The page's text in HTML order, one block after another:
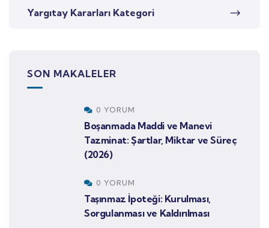
Yargıtay Kararları Kategori
SON MAKALELER
0 YORUM
Boşanmada Maddi ve Manevi
Tazminat: Şartlar, Miktar ve Süreç
(2026)
0 YORUM
Taşınmaz İpoteği: Kurulması,
Sorgulanması ve Kaldırılması